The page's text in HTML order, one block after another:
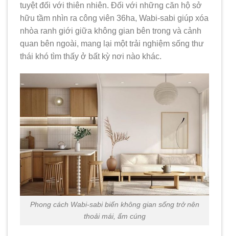
tuyệt đối với thiên nhiên. Đối với những căn hộ sở
hữu tầm nhìn ra công viên 36ha, Wabi-sabi giúp xóa
nhòa ranh giới giữa không gian bên trong và cảnh
quan bên ngoài, mang lại một trải nghiệm sống thư
thái khó tìm thấy ở bất kỳ nơi nào khác.
Phong cách Wabi-sabi biến không gian sống trở nên
thoải mái, ấm cúng